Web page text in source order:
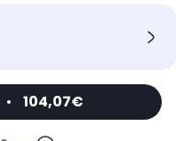
• 104,07€